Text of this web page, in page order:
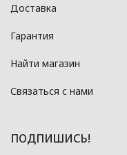
Доставка
Гарантия
Найти магазин
Связаться с нами
ПОДПИШИСЬ!